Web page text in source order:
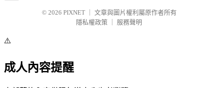
© 2026 PIXNET
文章與圖片權利屬原作者所有
隱私權政策
服務聲明
⚠️
成人內容提醒